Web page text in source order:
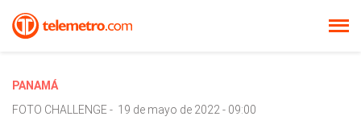
PANAMÁ
FOTO CHALLENGE- 19 de mayo de 2022 - 09:00